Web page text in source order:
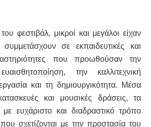
φεστιβάλ, μικροί και μεγάλοι είχαν
σε εκπαιδευτικές και
που προωθούσαν την
την καλλιτεχνική
και τη δημιουργικότητα. Μέσα
και μουσικές δράσεις, τα
ευχάριστο και διαδραστικό τρόπο
σχετίζονται με την προστασία του